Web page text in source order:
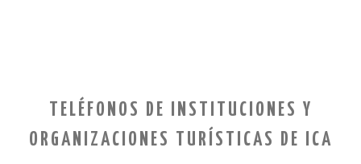
TELÉFONOS DE INSTITUCIONES Y
ORGANIZACIONES TURÍSTICAS DE ICA